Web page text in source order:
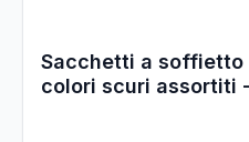
Sacchetti a soffietto
colori scuri assortiti